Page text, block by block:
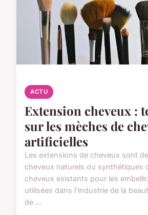
ACTU
Extension cheveux :
sur les mèches de
artificielles
Les extensions de cheveux sont
cheveux naturels ou synthétiques
cheveux existants pour les
utilisées dans l'industrie de la
de ...